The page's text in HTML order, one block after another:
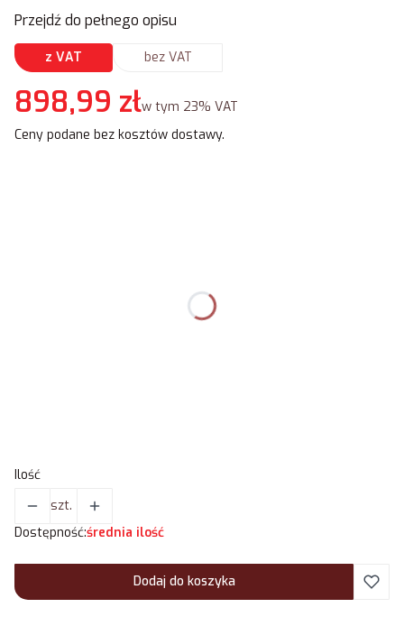
Przejdź do pełnego opisu
z VAT bez VAT
Cena
898,99 złw tym 23% VAT
w tym 23% VAT
Ceny podane bez kosztów dostawy.
Ilość
szt.
Dostępność:średnia ilość
Dodaj do koszyka